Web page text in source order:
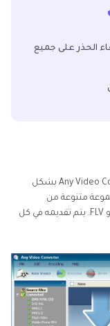
الحذر على جميع
لضغط المقاطع الكبيرة، يمكن أن يعمل Any Video Converter بشكل
متنوعة من
التنسيقات مثل RMVB و MP4 و AVI و MOV و MKV و FLV. يتم تقديمه في كل